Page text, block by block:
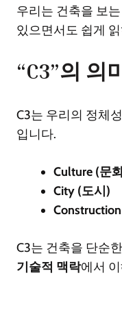
우리는 건축을 보
있으면서도 쉽게
“C3”의 의
C3는 우리의 정체
입니다.
Culture (문
City (도시)
C3는 건축을 단순
기술적 맥락에서